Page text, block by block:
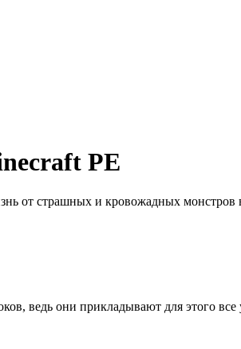
PE
от страшных и кровожадных монстров
ведь они прикладывают для этого